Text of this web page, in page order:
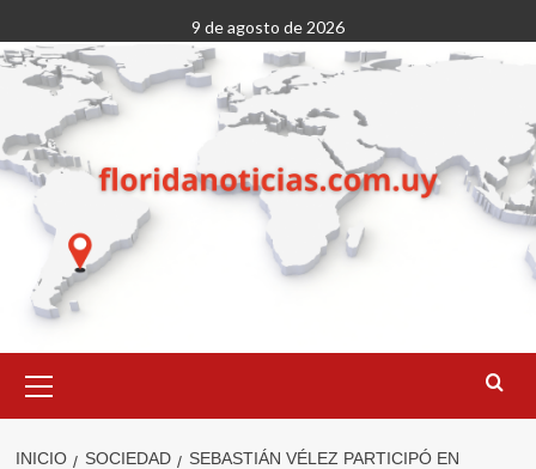
al
contenido
9 de agosto de 2026
primario
INICIO SOCIEDAD
SEBASTIÁN VÉLEZ PARTICIPÓ EN